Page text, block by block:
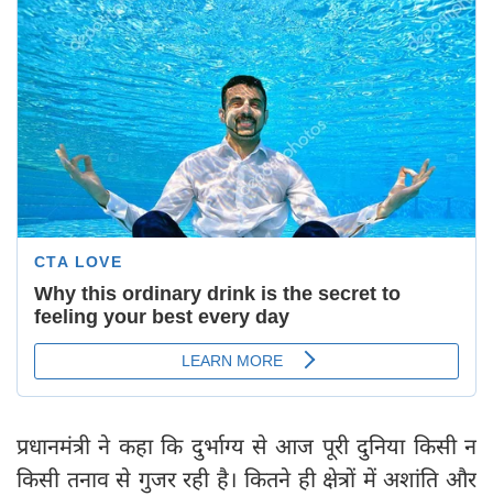
प्रधानमंत्री ने कहा कि दुर्भाग्य से आज पूरी दुनिया किसी न
किसी तनाव से गुजर रही है। कितने ही क्षेत्रों में अशांति और